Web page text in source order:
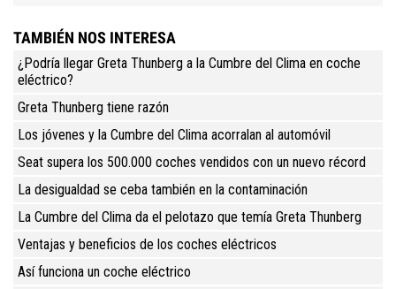
TAMBIÉN NOS INTERESA
¿Podría llegar Greta Thunberg a la Cumbre del Clima en coche
eléctrico?
Greta Thunberg tiene razón
Los jóvenes y la Cumbre del Clima acorralan al automóvil
Seat supera los 500.000 coches vendidos con un nuevo récord
La desigualdad se ceba también en la contaminación
La Cumbre del Clima da el pelotazo que temía Greta Thunberg
Ventajas y beneficios de los coches eléctricos
Así funciona un coche eléctrico